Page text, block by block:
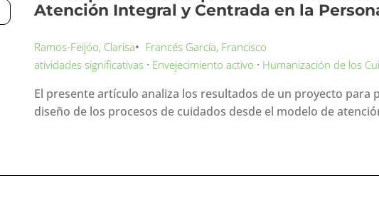
Atención Integral y Centrada en la
Ramos-Feijóo, Clarisa• Francés García, Francisco
atividades significativas · Envejecimiento activo · Humanización de los
El presente artículo analiza los resultados de un proyecto
diseño de los procesos de cuidados desde el modelo de